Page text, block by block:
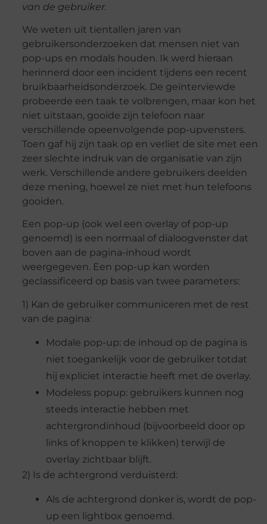
van de gebruiker.
We weten uit tientallen jaren van
gebruikersonderzoeken dat mensen niet van
pop-ups en modals houden. Ik werd hieraan
herinnerd door een incident tijdens een recent
bruikbaarheidsonderzoek. De geïnterviewde
probeerde een taak te volbrengen, maar kon het
niet uitstaan, gooide zijn telefoon naar
verschillende opeenvolgende pop-upvensters.
Toen gaf hij zijn taak op en verliet de site met een
zeer slechte indruk van de organisatie van zijn
werk. Verschillende andere gebruikers deelden
deze mening, hoewel ze niet met hun telefoons
gooiden.
Een pop-up (ook wel een overlay of pop-up
genoemd) is een normaal of dialoogvenster dat
boven aan de pagina-inhoud wordt
weergegeven. Een pop-up kan worden
geclassificeerd op basis van twee parameters:
1) Kan de gebruiker communiceren met de rest
van de pagina:
Modale pop-up: de inhoud op de pagina is
niet toegankelijk voor de gebruiker totdat
hij expliciet interactie heeft met de overlay.
Modeless popup: gebruikers kunnen nog
steeds interactie hebben met
achtergrondinhoud (bijvoorbeeld door op
links of knoppen te klikken) terwijl de
overlay zichtbaar blijft.
2) Is de achtergrond verduisterd:
Als de achtergrond donker is, wordt de pop-
up een lightbox genoemd.